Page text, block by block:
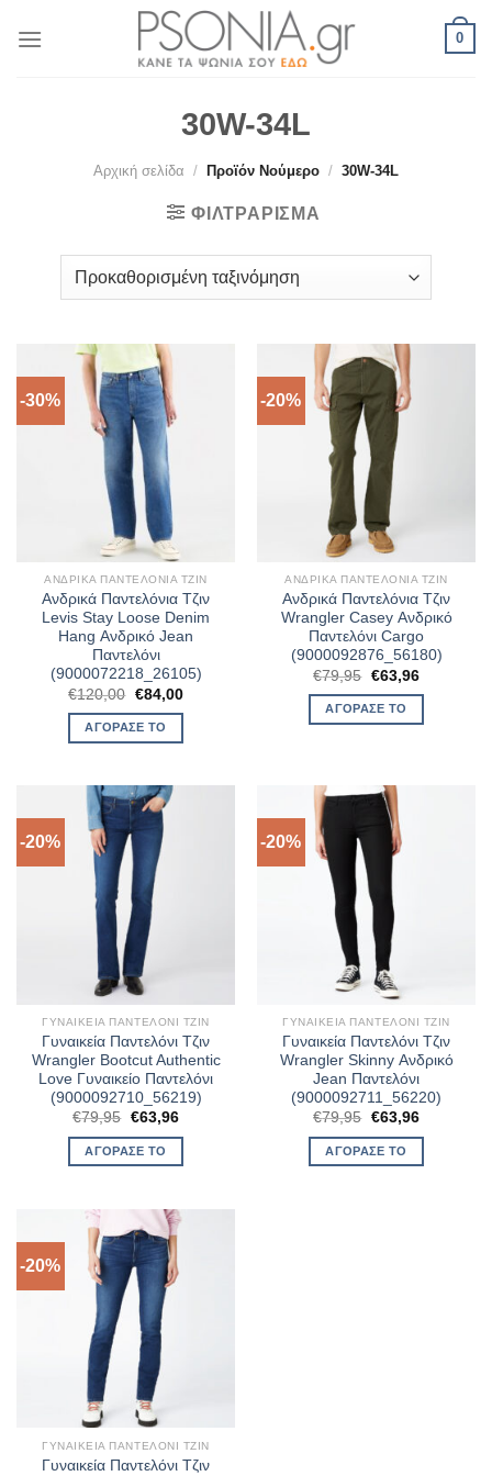
0
30W-34L
Αρχική σελίδα / Προϊόν Νούμερο / 30W-34L
ΦΙΛΤΡΆΡΙΣΜΑ
-30%
ΑΝΔΡΙΚΆ ΠΑΝΤΕΛΌΝΙΑ ΤΖΙΝ
Ανδρικά Παντελόνια Τζιν
Levis Stay Loose Denim
Hang Ανδρικό Jean
Παντελόνι
(9000072218_26105)
€120,00 Original
price
was:
€120,00.
€84,00Η
ΑΓΌΡΑΣΈ ΤΟ
-20%
ΑΝΔΡΙΚΆ ΠΑΝΤΕΛΌΝΙΑ ΤΖΙΝ
Ανδρικά Παντελόνια Τζιν
Wrangler Casey Ανδρικό
Παντελόνι Cargo
(9000092876_56180)
€79,95 Original
price
was:
€79,95.
€63,96Η
ΑΓΌΡΑΣΈ ΤΟ
-20%
ΓΥΝΑΙΚΕΊΑ ΠΑΝΤΕΛΌΝΙ ΤΖΙΝ
Γυναικεία Παντελόνι Τζιν
Wrangler Bootcut Authentic
Love Γυναικείο Παντελόνι
(9000092710_56219)
€79,95 Original
was:
€79,95.
€63,96Η
ΑΓΌΡΑΣΈ ΤΟ
-20%
ΓΥΝΑΙΚΕΊΑ ΠΑΝΤΕΛΌΝΙ ΤΖΙΝ
Γυναικεία Παντελόνι Τζιν
Wrangler Skinny Ανδρικό
Jean Παντελόνι
(9000092711_56220)
€79,95 Original
was:
€79,95.
€63,96Η
ΑΓΌΡΑΣΈ ΤΟ
-20%
ΓΥΝΑΙΚΕΊΑ ΠΑΝΤΕΛΌΝΙ ΤΖΙΝ
Γυναικεία Παντελόνι Τζιν